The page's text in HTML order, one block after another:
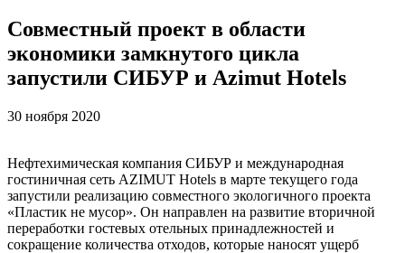
Совместный проект в области
экономики замкнутого цикла
запустили СИБУР и Azimut Hotels
30 ноября 2020
Нефтехимическая компания СИБУР и международная
гостиничная сеть AZIMUT Hotels в марте текущего года
запустили реализацию совместного экологичного проекта
«Пластик не мусор». Он направлен на развитие вторичной
переработки гостевых отельных принадлежностей и
сокращение количества отходов, которые наносят ущерб